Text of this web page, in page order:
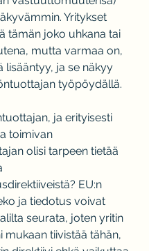
Yritykset
tämän joko uhkana tai
mutta varmaa on,
lisääntyy, ja se näkyy
työpöydällä.
ja erityisesti
toimivan
olisi tarpeen tietää
EU:n
ja tiedotus voivat
seurata, joten yritin
mukaan tiivistää tähän,